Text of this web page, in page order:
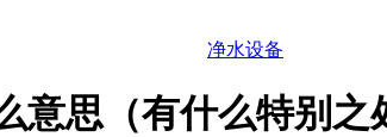
净水设备
意思（有什么特别之